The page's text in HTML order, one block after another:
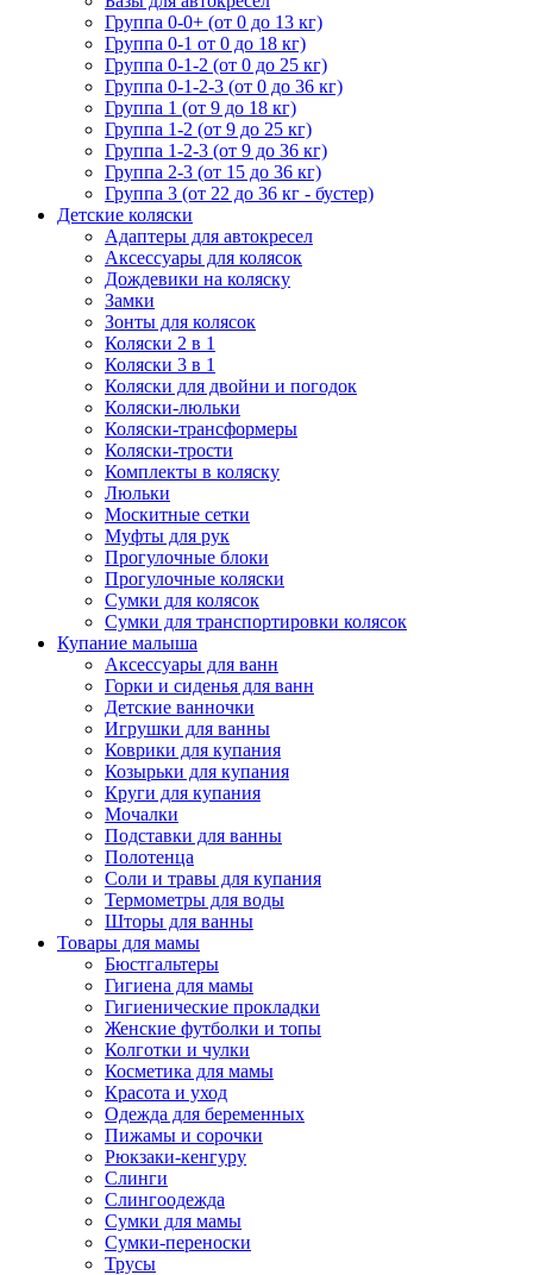
Группа 0-0+ (от 0 до 13 кг)
Группа 0-1 от 0 до 18 кг)
Группа 0-1-2 (от 0 до 25 кг)
Группа 0-1-2-3 (от 0 до 36 кг)
Группа 1 (от 9 до 18 кг)
Группа 1-2 (от 9 до 25 кг)
Группа 1-2-3 (от 9 до 36 кг)
Группа 2-3 (от 15 до 36 кг)
Группа 3 (от 22 до 36 кг - бустер)
Детские коляски
Адаптеры для автокресел
Аксессуары для колясок
Дождевики на коляску
Замки
Зонты для колясок
Коляски 2 в 1
Коляски 3 в 1
Коляски для двойни и погодок
Коляски-люльки
Коляски-трансформеры
Коляски-трости
Комплекты в коляску
Люльки
Москитные сетки
Муфты для рук
Прогулочные блоки
Прогулочные коляски
Сумки для колясок
Сумки для транспортировки колясок
Купание малыша
Аксессуары для ванн
Горки и сиденья для ванн
Детские ванночки
Игрушки для ванны
Коврики для купания
Козырьки для купания
Круги для купания
Мочалки
Подставки для ванны
Полотенца
Соли и травы для купания
Термометры для воды
Шторы для ванны
Товары для мамы
Бюстгальтеры
Гигиена для мамы
Гигиенические прокладки
Женские футболки и топы
Колготки и чулки
Косметика для мамы
Красота и уход
Одежда для беременных
Пижамы и сорочки
Рюкзаки-кенгуру
Слинги
Слингоодежда
Сумки для мамы
Сумки-переноски
Трусы